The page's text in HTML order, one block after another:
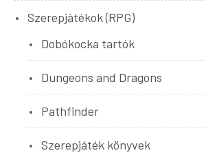
Szerepjátékok (RPG)
Dobókocka tartók
Dungeons and Dragons
Pathfinder
Szerepjáték könyvek